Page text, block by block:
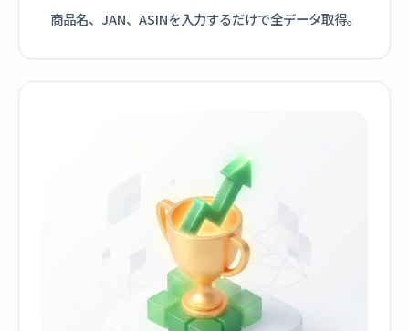
商品名、JAN、ASINを入力するだけで全データ取得。